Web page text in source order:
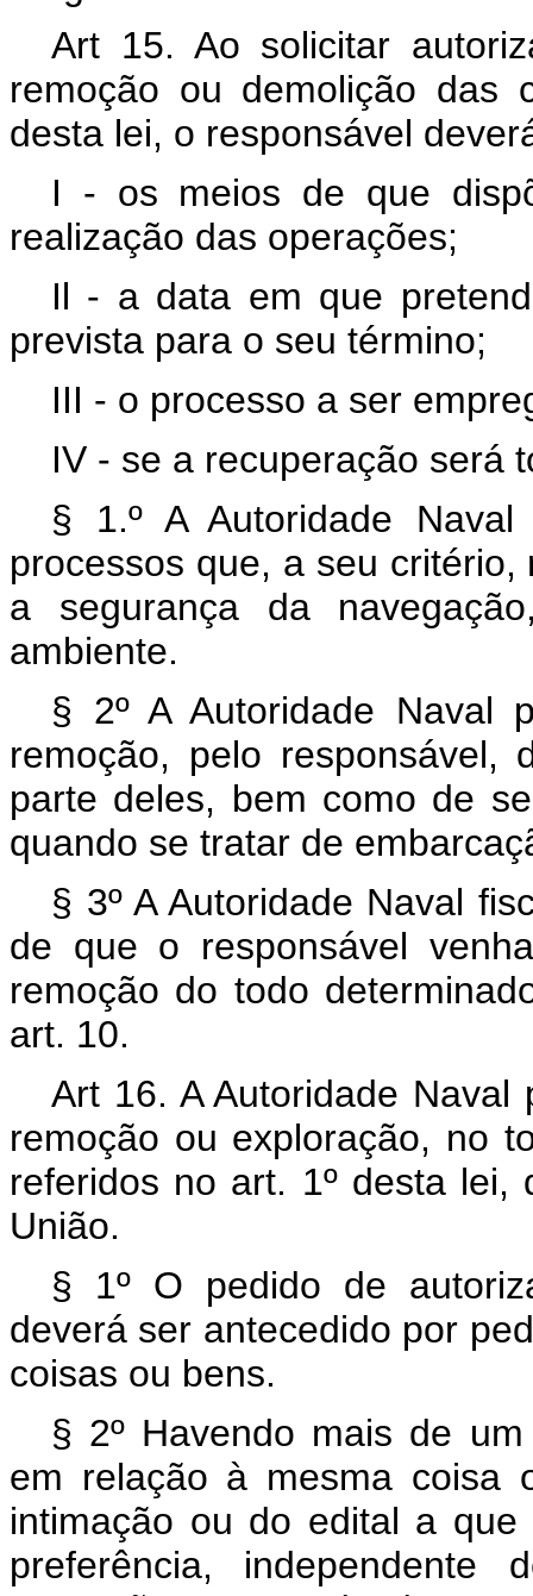
Art 15. Ao solicitar
remoção ou demolição das
desta lei, o responsável
I - os meios de que
realização das operações;
Il - a data em que
prevista para o seu término;
III - o processo a ser
IV - se a recuperação será
§ 1.º A Autoridade
processos que, a seu
a segurança da
ambiente.
§ 2º A Autoridade Naval
remoção, pelo
parte deles, bem como de
quando se tratar de
§ 3º A Autoridade Naval
de que o responsável
remoção do todo
art. 10.
Art 16. A Autoridade
remoção ou exploração, no
referidos no art. 1º desta
União.
§ 1º O pedido de
deverá ser antecedido por
coisas ou bens.
§ 2º Havendo mais de
em relação à mesma coisa
intimação ou do edital a
preferência,